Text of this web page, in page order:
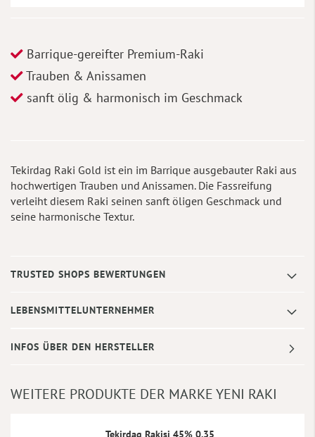
Barrique-gereifter Premium-Raki
Trauben & Anissamen
sanft ölig & harmonisch im Geschmack
Tekirdag Raki Gold ist ein im Barrique ausgebauter Raki aus
hochwertigen Trauben und Anissamen. Die Fassreifung
verleiht diesem Raki seinen sanft öligen Geschmack und
seine harmonische Textur.
TRUSTED SHOPS BEWERTUNGEN
LEBENSMITTELUNTERNEHMER
INFOS ÜBER DEN HERSTELLER
WEITERE PRODUKTE DER MARKE YENI RAKI